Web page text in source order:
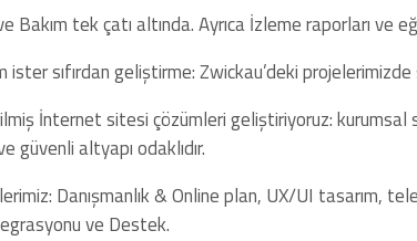
Bakım tek çatı altında. Ayrıca İzleme raporları ve
ister sıfırdan geliştirme: Zwickau’deki
İnternet sitesi çözümleri geliştiriyoruz:
güvenli altyapı odaklıdır.
Danışmanlık & Online plan, UX/UI tasarım,
ve Destek.